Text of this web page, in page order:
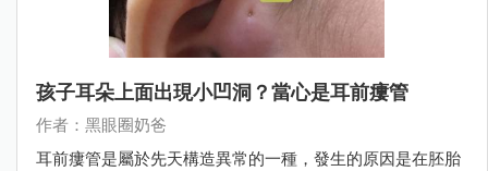
孩子耳朵上面出現小凹洞？當心是耳前瘻管
作者：黑眼圈奶爸
耳前瘻管是屬於先天構造異常的一種，發生的原因是在胚胎